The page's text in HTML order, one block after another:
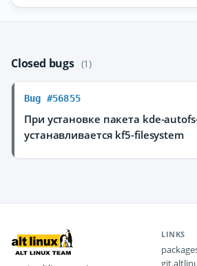
Closed bugs (1)
Bug #56855
При установке пакета kde-
устанавливается kf5-filesystem
LINKS